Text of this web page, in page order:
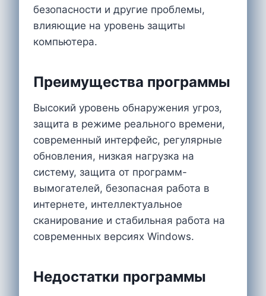
безопасности и другие проблемы,
влияющие на уровень защиты
компьютера.
Преимущества программы
Высокий уровень обнаружения угроз,
защита в режиме реального времени,
современный интерфейс, регулярные
обновления, низкая нагрузка на
систему, защита от программ-
вымогателей, безопасная работа в
интернете, интеллектуальное
сканирование и стабильная работа на
современных версиях Windows.
Недостатки программы